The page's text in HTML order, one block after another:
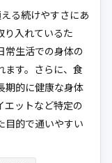
る続けやすさにあ
り入れているた
常生活での身体の
ます。さらに、食
期的に健康な身体
エットなど特定の
目的で通いやすい